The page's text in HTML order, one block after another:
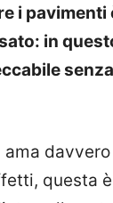
i pavimenti
in
ama davvero
questa